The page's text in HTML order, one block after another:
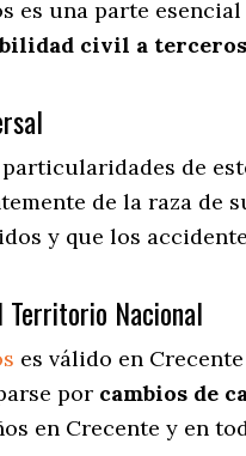
es una parte
civil a
de
de la raza de
y que los
Territorio Nacional
es válido en
por cambios de
en Crecente y en